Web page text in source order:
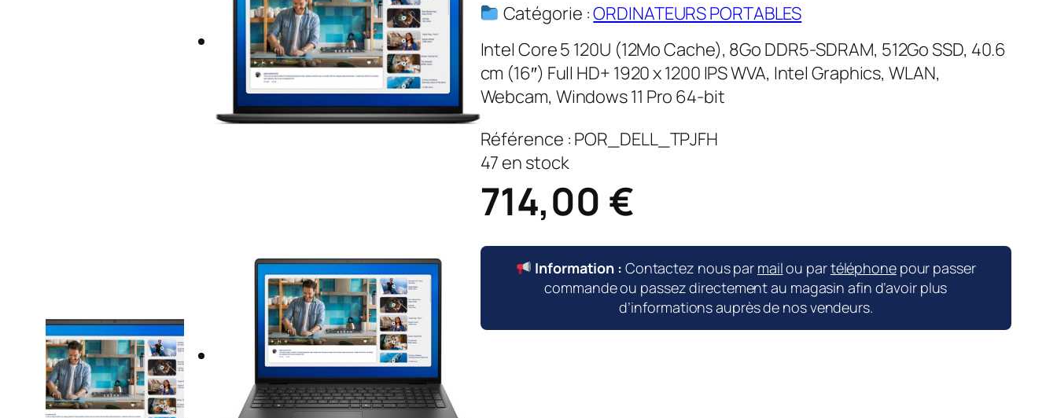
Catégorie :ORDINATEURS PORTABLES
Intel Core 5 120U (12Mo Cache), 8Go DDR5-SDRAM, 512Go SSD, 40.6
cm (16″) Full HD+ 1920 x 1200 IPS WVA, Intel Graphics, WLAN,
Webcam, Windows 11 Pro 64-bit
Référence : POR_DELL_TPJFH
47 en stock
714,00 €
Information : Contactez nous par mailou partéléphonepour passer
commande ou passez directement au magasin afin d’avoir plus
d’informations auprès de nos vendeurs.